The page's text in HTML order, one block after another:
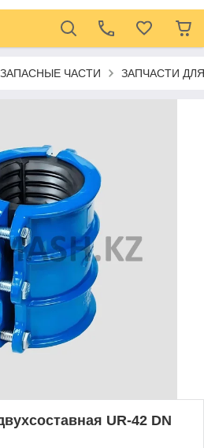
ЗАПАСНЫЕ ЧАСТИ ЗАПЧАСТИ
UR-42 DN